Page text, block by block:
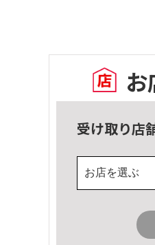
受け取り店
お店を選ぶ